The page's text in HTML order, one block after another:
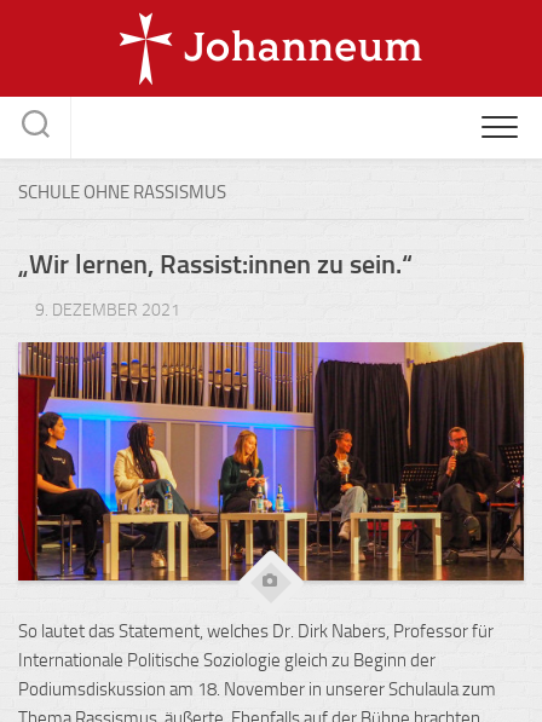
SCHULE OHNE RASSISMUS
„Wir lernen, Rassist:innen zu sein.“
9. DEZEMBER 2021
So lautet das Statement, welches Dr. Dirk Nabers, Professor für
Internationale Politische Soziologie gleich zu Beginn der
Podiumsdiskussion am 18. November in unserer Schulaula zum